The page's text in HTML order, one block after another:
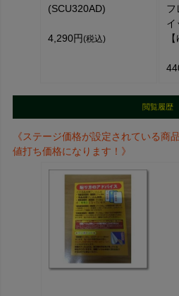
(SCU320AD)
4,290円 (税込)
フ
イ
閲覧履歴
《ステージ価格が設定されている商
値打ち価格になります！》